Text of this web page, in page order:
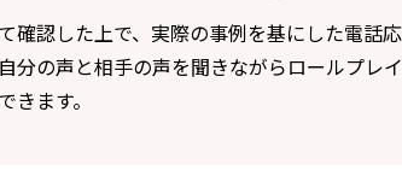
確認した上で、実際の事例を基にした電話
分の声と相手の声を聞きながらロールプレ
きます。